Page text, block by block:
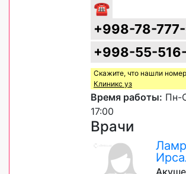
☎
+998-78-
+998-55-
Скажите, что нашли
Клиникс уз
Время работы: Пн-
17:00
Врачи